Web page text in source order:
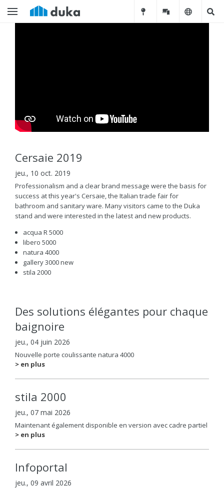
Cersaie 2019
jeu., 10 oct. 2019
Professionalism and a clear brand message were the basis for
success at this year's Cersaie, the Italian trade fair for
bathroom and sanitary ware. Many visitors came to the Duka
stand and were interested in the latest and new products.
acqua R 5000
libero 5000
natura 4000
gallery 3000 new
stila 2000
Des solutions élégantes pour chaque
baignoire
jeu., 04 juin 2026
Nouvelle porte coulissante natura 4000
> en plus
stila 2000
jeu., 07 mai 2026
Maintenant également disponible en version avec cadre partiel
> en plus
Infoportal
jeu., 09 avril 2026